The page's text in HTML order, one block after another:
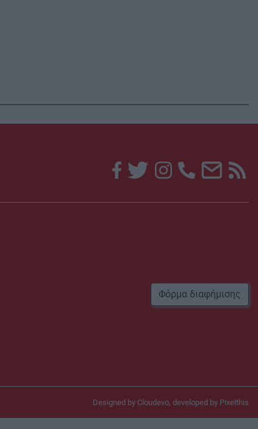
Φόρμα διαφήμισης
Designed by Cloudevo, developed by Pixelthis